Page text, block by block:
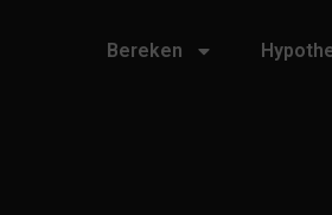
Bereken